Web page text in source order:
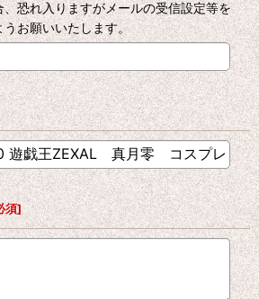
恐れ入りますがメールの受信設定等を
お願いいたします。
須]